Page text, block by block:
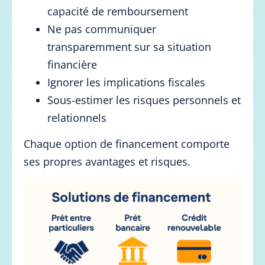
capacité de remboursement
Ne pas communiquer
transparemment sur sa situation
financière
Ignorer les implications fiscales
Sous-estimer les risques personnels et
relationnels
Chaque option de financement comporte
ses propres avantages et risques.